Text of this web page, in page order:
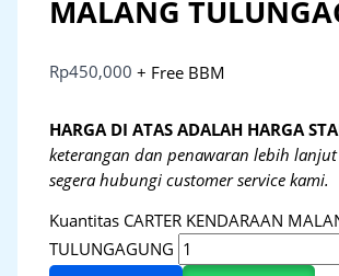
MALANG
Rp450,000 + Free BBM
HARGA DI ATAS ADALAH HARGA
keterangan dan penawaran lebih lanjut
segera hubungi customer service kami.
Kuantitas CARTER KENDARAAN
TULUNGAGUNG